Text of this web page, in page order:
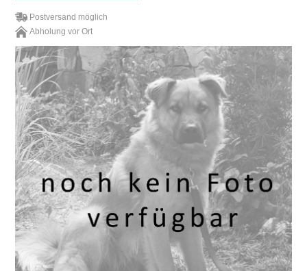
Postversand möglich
Abholung vor Ort